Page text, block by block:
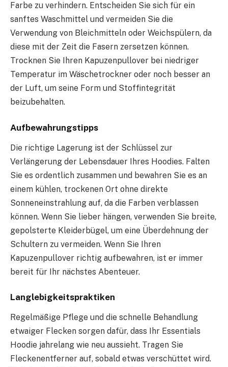
Farbe zu verhindern. Entscheiden Sie sich für ein
sanftes Waschmittel und vermeiden Sie die
Verwendung von Bleichmitteln oder Weichspülern, da
diese mit der Zeit die Fasern zersetzen können.
Trocknen Sie Ihren Kapuzenpullover bei niedriger
Temperatur im Wäschetrockner oder noch besser an
der Luft, um seine Form und Stoffintegrität
beizubehalten.
Aufbewahrungstipps
Die richtige Lagerung ist der Schlüssel zur
Verlängerung der Lebensdauer Ihres Hoodies. Falten
Sie es ordentlich zusammen und bewahren Sie es an
einem kühlen, trockenen Ort ohne direkte
Sonneneinstrahlung auf, da die Farben verblassen
können. Wenn Sie lieber hängen, verwenden Sie breite,
gepolsterte Kleiderbügel, um eine Überdehnung der
Schultern zu vermeiden. Wenn Sie Ihren
Kapuzenpullover richtig aufbewahren, ist er immer
bereit für Ihr nächstes Abenteuer.
Langlebigkeitspraktiken
Regelmäßige Pflege und die schnelle Behandlung
etwaiger Flecken sorgen dafür, dass Ihr Essentials
Hoodie jahrelang wie neu aussieht. Tragen Sie
Fleckenentferner auf, sobald etwas verschüttet wird.